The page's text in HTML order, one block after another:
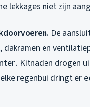
lekkages niet zijn
De
dakramen en
Kitnaden drogen
regenbui dringt er